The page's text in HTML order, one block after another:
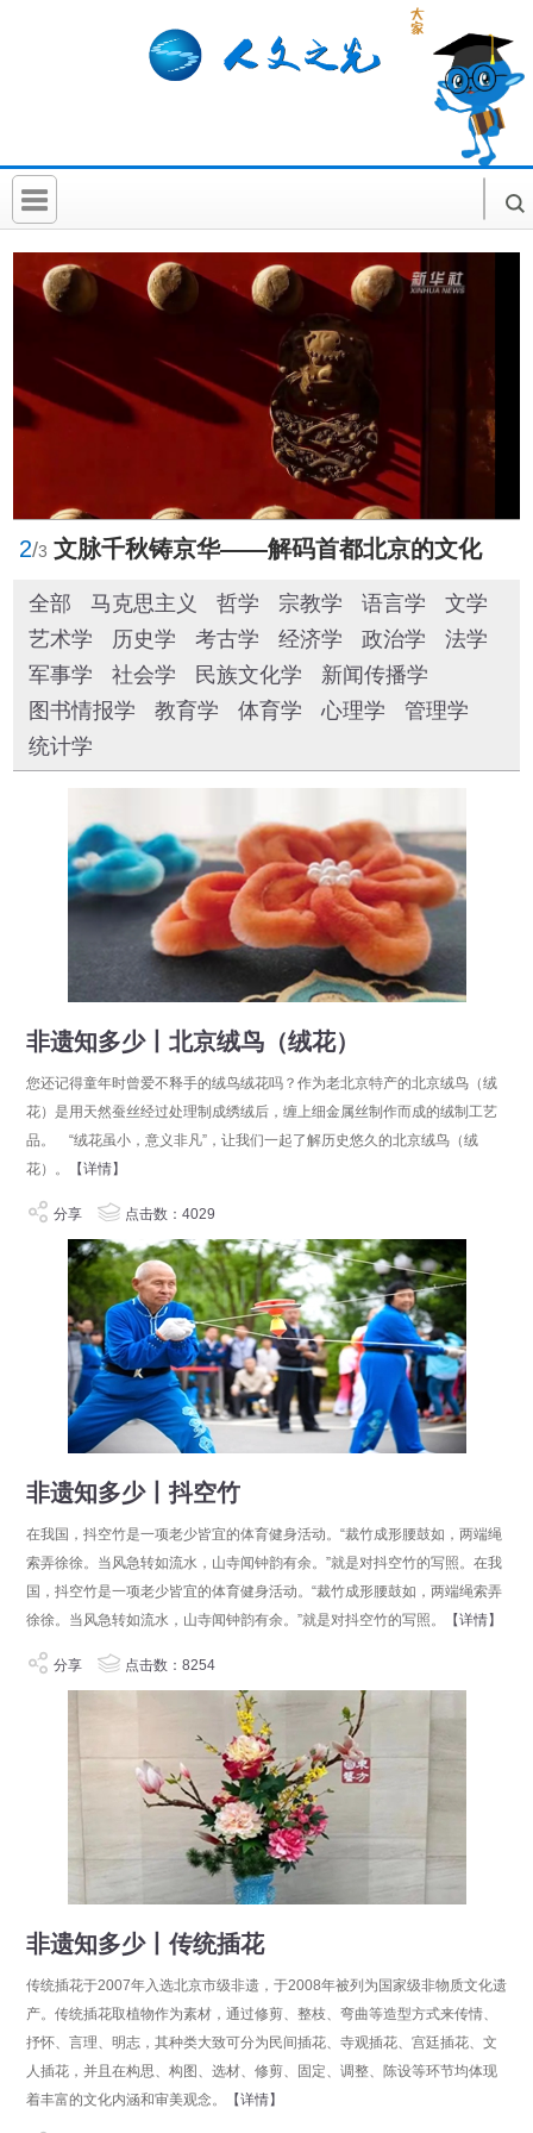
首 页
社科要闻
社科卡片
2/3 文脉千秋铸京华——解码首都北京的文化自信样本
全部 马克思主义 哲学 宗教学 语言学
文学
艺术学
历史学 考古学 经济学 政治学
法学
军事学
社会学 民族文化学
新闻传播学
图书情报学
教育学 体育学 心理学
管理学
统计学
非遗知多少丨北京绒鸟（绒花）
您还记得童年时曾爱不释手的绒鸟绒花吗？作为老北京特产的北京绒鸟（绒
花）是用天然蚕丝经过处理制成绣绒后，缠上细金属丝制作而成的绒制工艺
品。 “绒花虽小，意义非凡”，让我们一起了解历史悠久的北京绒鸟（绒
花）。
【详情】
分享 点击数：4029
非遗知多少丨抖空竹
在我国，抖空竹是一项老少皆宜的体育健身活动。“裁竹成形腰鼓如，两端绳
索弄徐徐。当风急转如流水，山寺闻钟韵有余。”就是对抖空竹的写照。在我
国，抖空竹是一项老少皆宜的体育健身活动。“裁竹成形腰鼓如，两端绳索弄
徐徐。当风急转如流水，山寺闻钟韵有余。”就是对抖空竹的写照。
【详情】
分享 点击数：8254
非遗知多少丨传统插花
传统插花于2007年入选北京市级非遗，于2008年被列为国家级非物质文化遗
产。传统插花取植物作为素材，通过修剪、整枝、弯曲等造型方式来传情、
抒怀、言理、明志，其种类大致可分为民间插花、寺观插花、宫廷插花、文
人插花，并且在构思、构图、选材、修剪、固定、调整、陈设等环节均体现
着丰富的文化内涵和审美观念。
【详情】